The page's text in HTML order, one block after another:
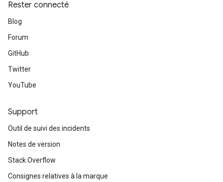
Rester connecté
Blog
Forum
GitHub
Twitter
YouTube
Support
Outil de suivi des incidents
Notes de version
Stack Overflow
Consignes relatives à la marque